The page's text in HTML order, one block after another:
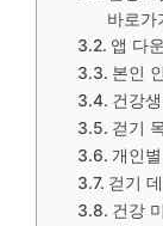
바로
앱 다
본인
건강
걷기
개인
걷기
건강